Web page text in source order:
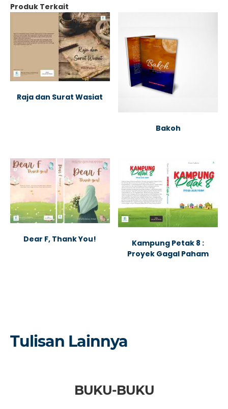
Produk Terkait
Raja dan Surat Wasiat
Bakoh
Dear F, Thank You!
Kampung Petak 8 :
Proyek Gagal Paham
Tulisan Lainnya
BUKU-BUKU